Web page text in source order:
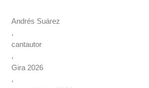
Andrés Suárez
,
cantautor
,
Gira 2026
,